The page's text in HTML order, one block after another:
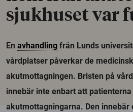
sjukhuset var
En avhandling från Lunds
vårdplatser påverkar de
akutmottagningen. Bristen på
innebär inte enbart att
akutmottagningarna. Den